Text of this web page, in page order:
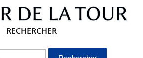
RECHERCHER
Rechercher :